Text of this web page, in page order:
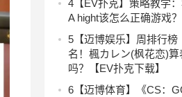
4 【EV扑克】策略教学
A hight该怎么正确游戏？
5 【迈博娱乐】周排行
名！楓カレン(枫花恋)
吗？【EV扑克下载】
6 【迈博体育】《CS：